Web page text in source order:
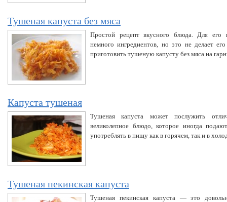
Тушеная капуста без мяса
Простой рецепт вкусного блюда. Для его
немного ингредиентов, но это не делает
приготовить тушеную капусту без мяса на
Капуста тушеная
Тушеная капуста может послужить
великолепное блюдо, которое иногда
употреблять в пищу как в горячем, так и в
Тушеная пекинская капуста
Тушеная пекинская капуста — это